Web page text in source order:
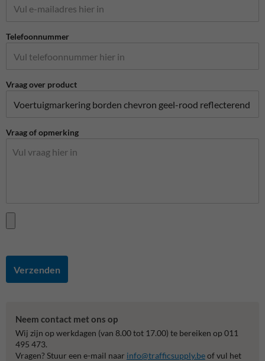
Telefoonnummer
Vraag over product
Vraag of opmerking
Verzenden
Neem contact met ons op
Wij zijn op werkdagen (van 8.00 tot 17.00) te bereiken op 011
495 473.
Vragen? Stuur een e-mail naar info@trafficsupply.beof vul het